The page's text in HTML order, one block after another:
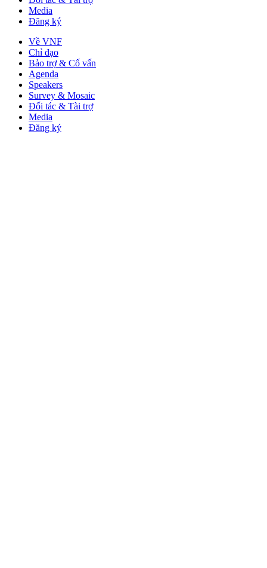
Media
Đăng ký
Về VNF
Chỉ đạo
Bảo trợ & Cố vấn
Agenda
Speakers
Survey & Mosaic
Đối tác & Tài trợ
Media
Đăng ký